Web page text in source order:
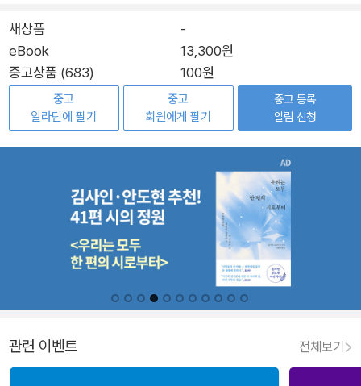
새상품
-
eBook
13,300원
중고상품 (683)
100원
중고
알라딘에 팔기
중고
회원에게 팔기
중고 등록
알림 신청
관련 이벤트 전체보기